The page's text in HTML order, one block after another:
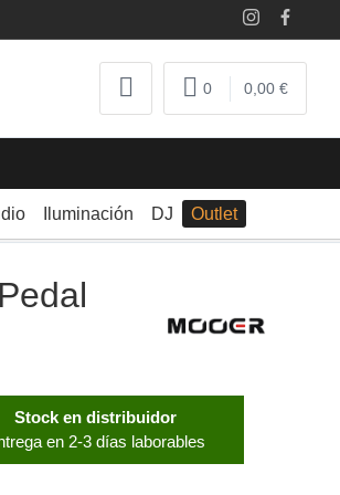
0 0,00 €
Iluminación DJ Outlet
Stock en distribuidor
en 2-3 días laborables